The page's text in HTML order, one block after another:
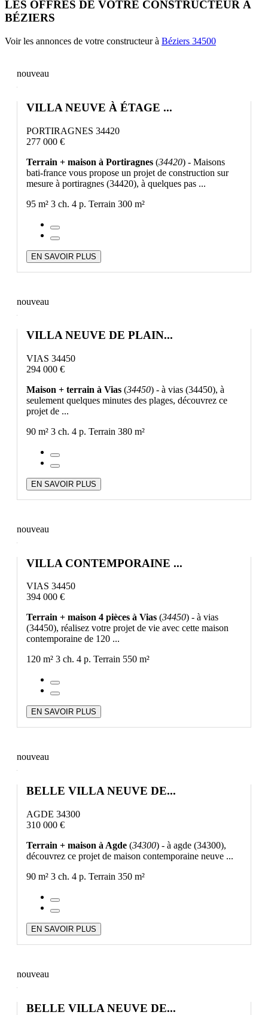
LES OFFRES DE VOTRE CONSTRUCTEUR À
BÉZIERS
Voir les annonces de votre constructeur à Béziers 34500
nouveau
VILLA NEUVE À ÉTAGE ...
PORTIRAGNES 34420
277 000 €
Terrain + maison à Portiragnes (34420) - Maisons
bati-france vous propose un projet de construction sur
mesure à portiragnes (34420), à quelques pas ...
95 m² 3 ch. 4 p. Terrain 300 m²
EN SAVOIR PLUS
nouveau
VILLA NEUVE DE PLAIN...
VIAS 34450
294 000 €
Maison + terrain à Vias (34450) - à vias (34450), à
seulement quelques minutes des plages, découvrez ce
projet de ...
90 m² 3 ch. 4 p. Terrain 380 m²
EN SAVOIR PLUS
nouveau
VILLA CONTEMPORAINE ...
VIAS 34450
394 000 €
Terrain + maison 4 pièces à Vias (34450) - à vias
(34450), réalisez votre projet de vie avec cette maison
contemporaine de 120 ...
120 m² 3 ch. 4 p. Terrain 550 m²
EN SAVOIR PLUS
nouveau
BELLE VILLA NEUVE DE...
AGDE 34300
310 000 €
Terrain + maison à Agde (34300) - à agde (34300),
découvrez ce projet de maison contemporaine neuve ...
90 m² 3 ch. 4 p. Terrain 350 m²
EN SAVOIR PLUS
nouveau
BELLE VILLA NEUVE DE...